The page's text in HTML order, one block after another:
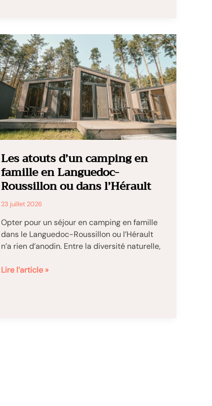
légendaire
et
renouveau
balnéaire
Majorque
Les atouts d’un camping en
famille en Languedoc-
Roussillon ou dans l’Hérault
23 juillet 2026
Opter pour un séjour en camping en famille
dans le Languedoc-Roussillon ou l’Hérault
n’a rien d’anodin. Entre la diversité naturelle,
Les
Lire l’article »